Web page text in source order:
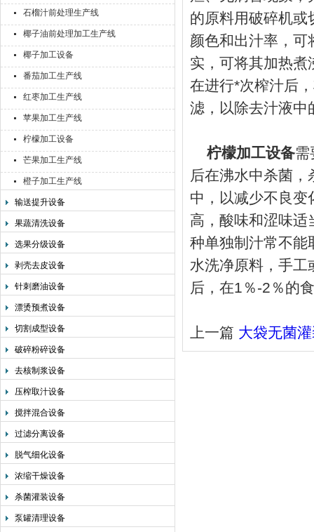
石榴汁前处理生产线
椰子油前处理加工生产线
椰子加工设备
番茄加工生产线
红枣加工生产线
苹果加工生产线
柠檬加工设备
芒果加工生产线
橙子加工生产线
输送提升设备
果蔬清洗设备
选果分级设备
剥壳去皮设备
针刺磨油设备
漂烫预煮设备
切割成型设备
破碎粉碎设备
去核制浆设备
压榨取汁设备
搅拌混合设备
过滤分离设备
脱气细化设备
浓缩干燥设备
杀菌灌装设备
泵罐清理设备
的原料用破碎机或
颜色和出汁率，
实，可将其加热煮
在进行*次榨汁后
滤，以除去汁液中
柠檬加工设备需
后在沸水中杀菌
中，以减少不良变
高，酸味和涩味适
种单独制汁常不能
水洗净原料，手工
后，在1％-2％的
上一篇 大袋无菌